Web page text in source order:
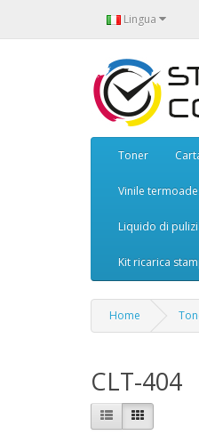
Lingua
Toner
Vinile
Liquido di
Kit ricarica
Home
CLT-404